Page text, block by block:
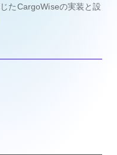
たCargoWiseの実装と設